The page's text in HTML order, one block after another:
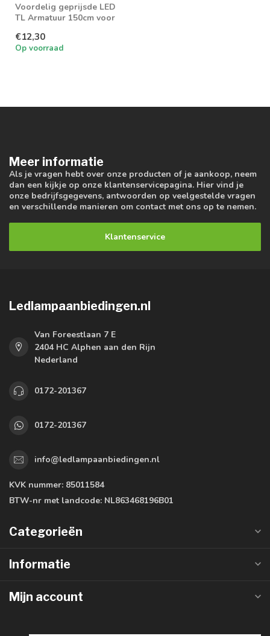
Voordelig geprijsde LED
TL Armatuur 150cm voor
€12,30
Op voorraad
Meer informatie
Als je vragen hebt over onze producten of je aankoop, neem
dan een kijkje op onze klantenservicepagina. Hier vind je
onze bedrijfsgegevens, antwoorden op veelgestelde vragen
en verschillende manieren om contact met ons op te nemen.
Klantenservice
Ledlampaanbiedingen.nl
Van Foreestlaan 7 E
2404 HC Alphen aan den Rijn
Nederland
0172-201367
0172-201367
info@ledlampaanbiedingen.nl
KVK nummer: 85011584
BTW-nr met landcode: NL863468196B01
Categorieën
Informatie
Mijn account